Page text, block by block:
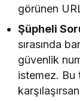
görünen
Şüpheli
sırasında
güvenlik
istemez. Bu